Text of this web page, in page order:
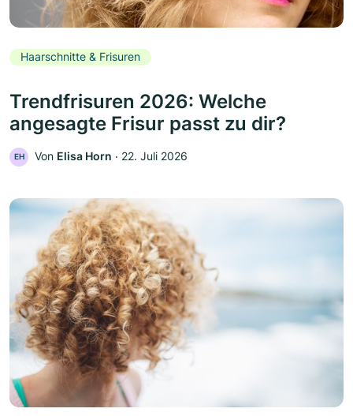
Haarschnitte & Frisuren
Trendfrisuren 2026: Welche
angesagte Frisur passt zu dir?
EH Von Elisa Horn ‧ 22. Juli 2026